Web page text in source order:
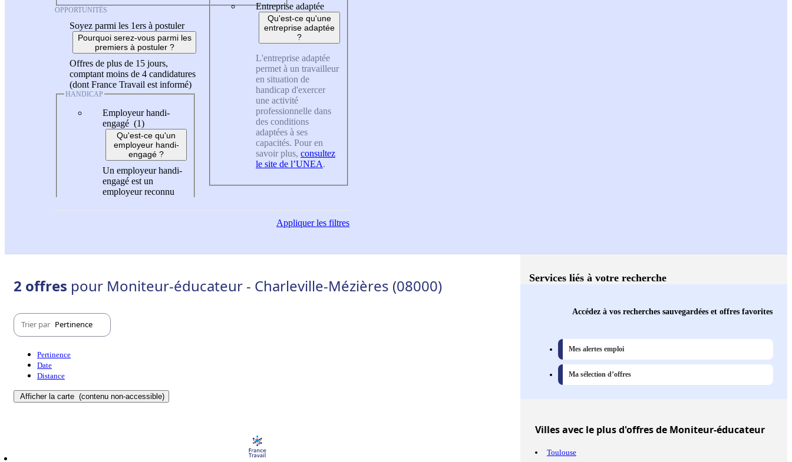
OPPORTUNITÉS
Soyez parmi les 1ers à postuler
Pourquoi serez-vous parmi les
premiers à postuler ?
Offres de plus de 15 jours,
comptant moins de 4 candidatures
(dont France Travail est informé)
HANDICAP
Employeur handi-
engagé (1)
Qu'est-ce qu'un
employeur handi-
engagé ?
Un employeur handi-
engagé est un
employeur reconnu
Entreprise adaptée
Qu'est-ce qu'une
entreprise adaptée
?
L'entreprise adaptée
permet à un travailleur
en situation de
handicap d'exercer
une activité
professionnelle dans
des conditions
adaptées à ses
capacités. Pour en
savoir plus, consultez
le site de l’UNEA.
Appliquerles filtres
2 offres pour Moniteur-éducateur - Charleville-Mézières (08000)
Trier par Pertinence
Pertinence
Date
Distance
Afficher la carte (contenu non-accessible)
Services liés à votre recherche
Accédez à vos recherches sauvegardées et offres favorites
Mes alertes emploi
Ma sélection d’offres
Villesavec le plus d'offres de Moniteur-éducateur
Toulouse